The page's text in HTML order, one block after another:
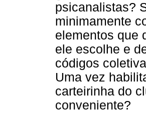
psicanalistas?
minimamente
elementos que
ele escolhe e
códigos
Uma vez
carteirinha do
conveniente?